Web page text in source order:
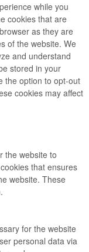
while you
cookies that are
as they are
of the website. We
and understand
stored in your
the option to opt-out
cookies may affect
the website to
that ensures
website. These
for the website
personal data via